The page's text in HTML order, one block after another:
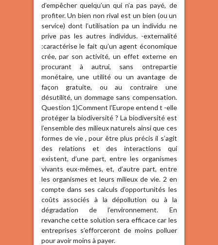
d’empêcher quelqu’un qui n’a pas payé, de
profiter. Un bien non rival est un bien (ou un
service) dont l’utilisation pa un individu ne
prive pas les autres individus. -externalité
:caractérise le fait qu’un agent économique
crée, par son activité, un effet externe en
procurant à autrui, sans ontrepartie
monétaire, une utilité ou un avantage de
façon gratuite, ou au contraire une
désutilité, un dommage sans compensation.
Question 1)Comment l’Europe entend t -elle
protéger la biodiversité ? La biodiversité est
l’ensemble des milieux naturels ainsi que ces
formes de vie , pour être plus précis il s’agit
des relations et des interactions qui
existent, d’une part, entre les organismes
vivants eux-mêmes, et, d’autre part, entre
les organismes et leurs milieux de vie. 2 en
compte dans ses calculs d’opportunités les
coûts associés à la dépollution ou à la
dégradation de l’environnement. En
revanche cette solution sera efficace car les
entreprises s’efforceront de moins polluer
pour avoir moins à payer.